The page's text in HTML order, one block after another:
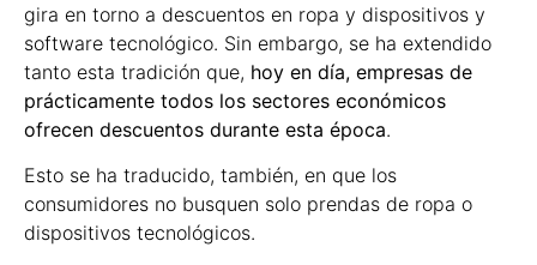
gira en torno a descuentos en ropa y dispositivos y
software tecnológico. Sin embargo, se ha extendido
tanto esta tradición que, hoy en día, empresas de
prácticamente todos los sectores económicos
ofrecen descuentos durante esta época.
Esto se ha traducido, también, en que los
consumidores no busquen solo prendas de ropa o
dispositivos tecnológicos.